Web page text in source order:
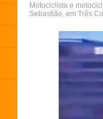
Motociclista e
Sebastião, em Três